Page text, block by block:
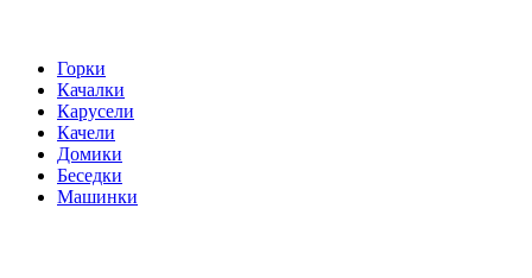
Горки
Качалки
Карусели
Качели
Домики
Беседки
Машинки